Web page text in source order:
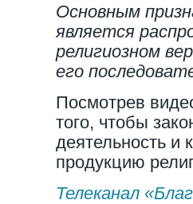
Основным
является
религиозном
его
Посмотрев
того, чтобы
деятельность и
продукцию
Телеканал